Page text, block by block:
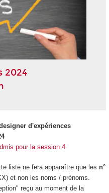
2024
d'expériences
pour la session 4
liste ne fera apparaître que les n°
et non les noms / prénoms.
reçu au moment de la